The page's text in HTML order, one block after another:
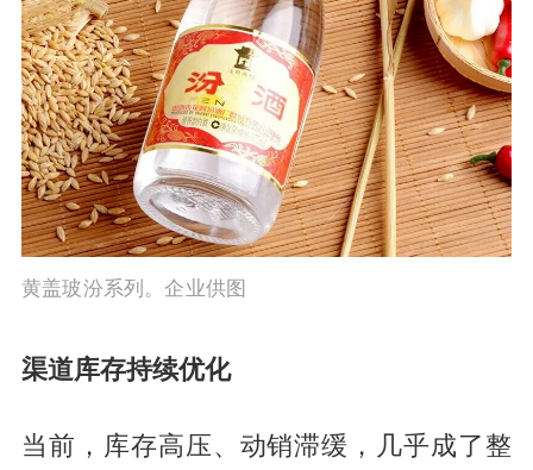
黄盖玻汾系列。企业供图
渠道库存持续优化
当前，库存高压、动销滞缓，几乎成了整